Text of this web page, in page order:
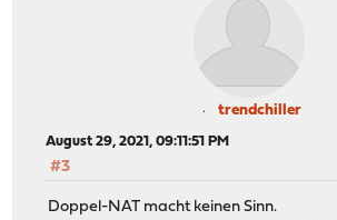
trendchiller
August 29, 2021, 09:11:51 PM
#3
Doppel-NAT macht keinen Sinn.